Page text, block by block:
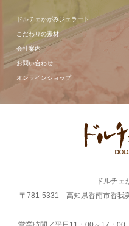
ドルチェかがみジェラート
こだわりの素材
会社案内
お問い合わせ
オンラインショップ
ドルチェ
〒781-5331 高知県香南市香我